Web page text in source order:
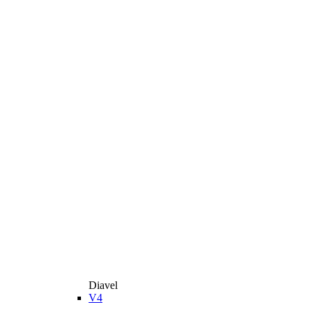
Diavel
V4